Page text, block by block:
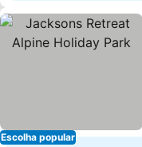
Escolha popular